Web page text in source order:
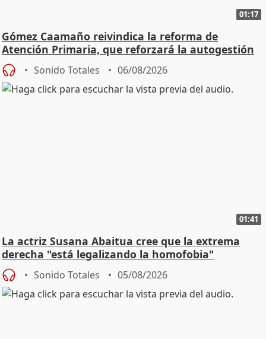
01:17
Gómez Caamaño reivindica la reforma de
Atención Primaria, que reforzará la autogestión
Sonido Totales 06/08/2026
01:41
La actriz Susana Abaitua cree que la extrema
derecha "está legalizando la homofobia"
Sonido Totales 05/08/2026